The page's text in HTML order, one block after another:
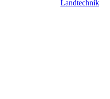
Landtechnik